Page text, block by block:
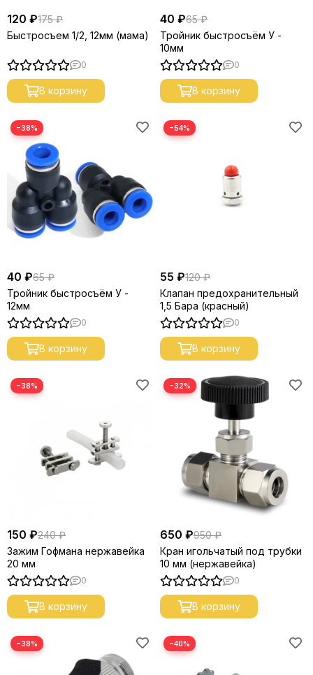
120 ₽175 ₽
Быстросъем 1/2, 12мм (мама)
0
В корзину
40 ₽65 ₽
Тройник быстросъём У -
10мм
0
В корзину
−38%
40 ₽65 ₽
Тройник быстросъём У -
12мм
0
В корзину
−54%
55 ₽120 ₽
Клапан предохранительный
1,5 Бара (красный)
0
В корзину
−38%
150 ₽240 ₽
Зажим Гофмана нержавейка
20 мм
0
В корзину
−32%
650 ₽950 ₽
Кран игольчатый под трубки
10 мм (нержавейка)
0
В корзину
−38% −40%